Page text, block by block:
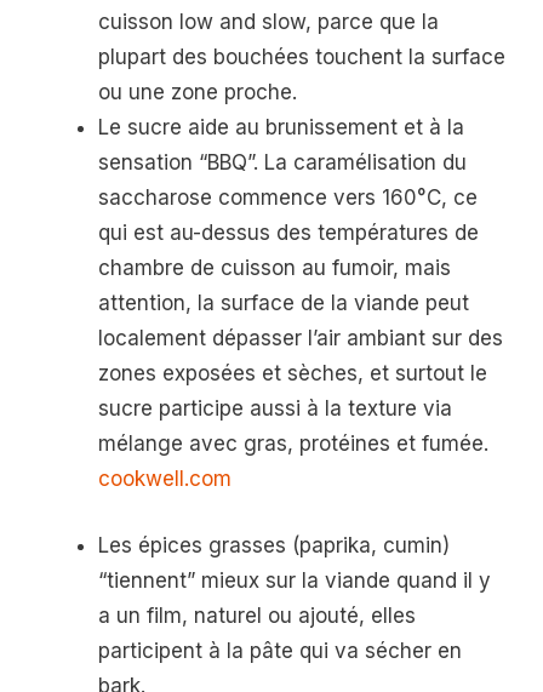
cuisson low and slow, parce que la
plupart des bouchées touchent la surface
ou une zone proche.
Le sucre aide au brunissement et à la
sensation “BBQ”. La caramélisation du
saccharose commence vers 160°C, ce
qui est au-dessus des températures de
chambre de cuisson au fumoir, mais
attention, la surface de la viande peut
localement dépasser l’air ambiant sur des
zones exposées et sèches, et surtout le
sucre participe aussi à la texture via
mélange avec gras, protéines et fumée.
cookwell.com
Les épices grasses (paprika, cumin)
“tiennent” mieux sur la viande quand il y
a un film, naturel ou ajouté, elles
participent à la pâte qui va sécher en
bark.